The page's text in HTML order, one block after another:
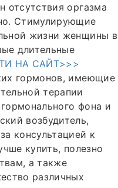
отсутствия оргазма
Стимулирующие
жизни женщины в
длительные
НА САЙТ>>>
гормонов, имеющие
терапии
фона и
возбудитель,
консультацией к
купить, полезно
а также
различных